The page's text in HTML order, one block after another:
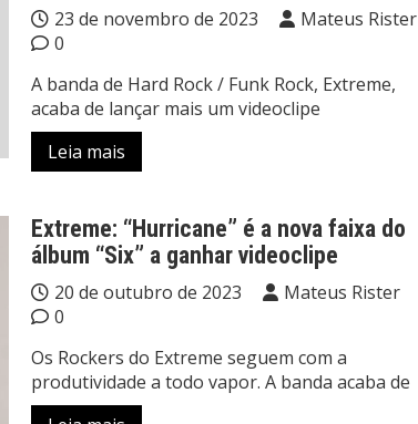
23 de novembro de 2023
Mateus Rister
0
A banda de Hard Rock / Funk Rock, Extreme,
acaba de lançar mais um videoclipe
Leia mais
Extreme: “Hurricane” é a nova faixa do
álbum “Six” a ganhar videoclipe
20 de outubro de 2023
Mateus Rister
0
Os Rockers do Extreme seguem com a
produtividade a todo vapor. A banda acaba de